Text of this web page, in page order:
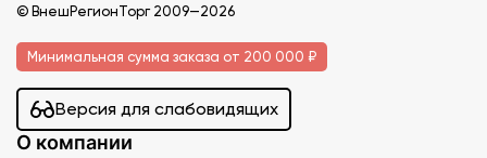
© ВнешРегионТорг 2009—2026
Минимальная сумма заказа от 200 000 ₽
Версия для слабовидящих
О компании